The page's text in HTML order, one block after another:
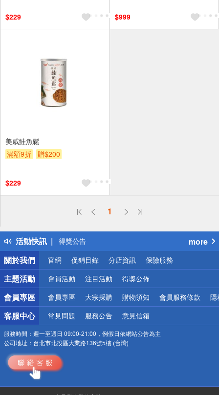
$229 $999
美威鮭魚鬆
滿額9折
贈$200
$229
1
活動快訊
偏遠地區配送
得獎公告
熱門話題
銀行優惠
偏遠地區配送
詐騙網頁！請小心！
more
關於我們
官網 促銷目錄 分店資訊 保險服務
主題活動 會員活動 注目活動 得獎公佈
會員專區 會員專區 大宗採購 購物須知 會員服務條款 隱
客服中心 常見問題 服務公告 意見信箱
服務時間： 週一至週日 09:00-21:00，例假日依網站公告為主
公司地址： 台北市北投區大業路136號5樓 (台灣)